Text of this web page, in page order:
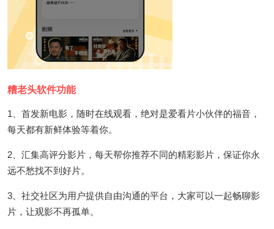
糟老头软件功能
1、首发新电影，随时在线观看，绝对是爱看片小伙伴的福音，
每天都有新鲜体验等着你。
2、汇集高评分影片，每天帮你推荐不同的精彩影片，保证你永
远不愁找不到好片。
3、社交社区为用户提供自由沟通的平台，大家可以一起畅聊影
片，让观影不再孤单。